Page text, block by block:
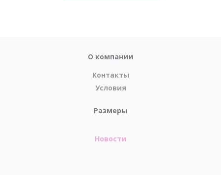
О компании
Контакты
Условия
Размеры
Новости